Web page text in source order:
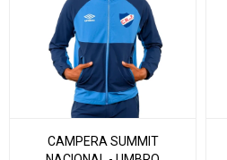
CAMPERA SUMMIT